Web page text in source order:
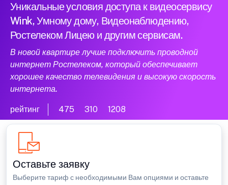
Уникальные условия доступа к видеосервису
Wink, Умному дому, Видеонаблюдению,
Ростелеком Лицею и другим сервисам.
В новой квартире лучше подключить проводной
интернет Ростелеком, который обеспечивает
хорошее качество телевидения и высокую скорость
интернета.
рейтинг 475 310 1208
Оставьте заявку
Выберите тариф с необходимыми Вам опциями и оставьте